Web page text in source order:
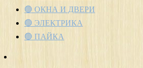
🟢 ОКНА И ДВЕРИ
🟢 ЭЛЕКТРИКА
🟢 ПАЙКА